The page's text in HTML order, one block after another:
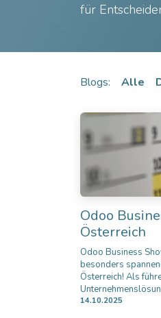
für
Blogs: Alle
Odoo
Österreich
Odoo Business
besonders
Österreich! Als
14.10.2025